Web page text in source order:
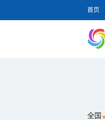
首页
全国